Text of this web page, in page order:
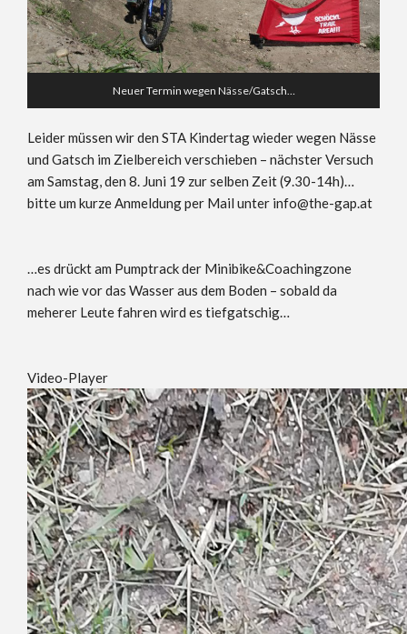
Neuer Termin wegen Nässe/Gatsch…
Leider müssen wir den STA Kindertag wieder wegen Nässe
und Gatsch im Zielbereich verschieben – nächster Versuch
am Samstag, den 8. Juni 19 zur selben Zeit (9.30-14h)…
bitte um kurze Anmeldung per Mail unter info@the-gap.at
…es drückt am Pumptrack der Minibike&Coachingzone
nach wie vor das Wasser aus dem Boden – sobald da
meherer Leute fahren wird es tiefgatschig…
Video-Player